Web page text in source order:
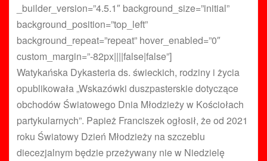
_builder_version=”4.5.1″ background_size=”initial”
background_position=”top_left”
background_repeat=”repeat” hover_enabled=”0″
custom_margin=”-82px||||false|false”]
Watykańska Dykasteria ds. świeckich, rodziny i życia
opublikowała „Wskazówki duszpasterskie dotyczące
obchodów Światowego Dnia Młodzieży w Kościołach
partykularnych”. Papież Franciszek ogłosił, że od 2021
roku Światowy Dzień Młodzieży na szczeblu
diecezjalnym będzie przeżywany nie w Niedzielę